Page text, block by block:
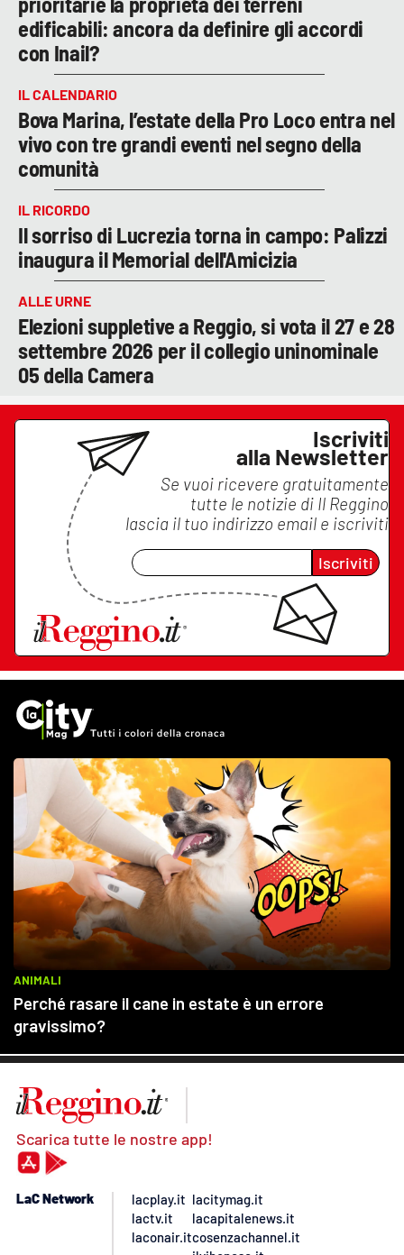
edificabili: ancora da definire gli accordi
con Inail?
IL CALENDARIO
Bova Marina, l’estate della Pro Loco entra nel
vivo con tre grandi eventi nel segno della
comunità
IL RICORDO
Il sorriso di Lucrezia torna in campo: Palizzi
inaugura il Memorial dell'Amicizia
ALLE URNE
Elezioni suppletive a Reggio, si vota il 27 e 28
settembre 2026 per il collegio uninominale
05 della Camera
Iscriviti
alla Newsletter
Se vuoi ricevere gratuitamente
tutte le notizie di Il Reggino
lascia il tuo indirizzo email e iscriviti
Iscriviti
Scarica tutte le nostre app!
LaC Network
lacplay.it
lactv.it
laconair.it
lacitymag.it
lacapitalenews.it
cosenzachannel.it